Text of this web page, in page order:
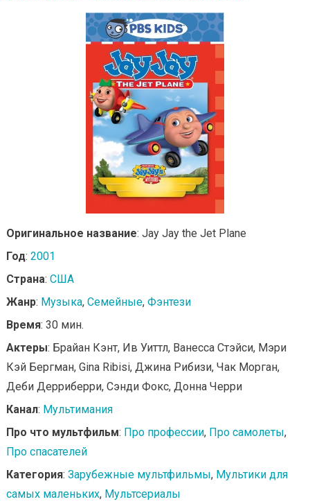
Оригинальное название: Jay Jay the Jet Plane
Год: 2001
Страна: США
Жанр: Музыка, Семейные, Фэнтези
Время: 30 мин.
Актеры: Брайан Кэнт, Ив Уиттл, Ванесса Стэйси, Мэри
Кэй Бергман, Gina Ribisi, Джина Рибизи, Чак Морган,
Деби Дерриберри, Сэнди Фокс, Донна Черри
Канал: Мультимания
Про что мультфильм: Про профессии, Про самолеты,
Про спасателей
Категория: Зарубежные мультфильмы, Мультики для
самых маленьких, Мультсериалы